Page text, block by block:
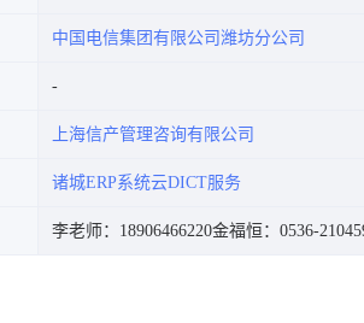
中国电信集团有限公司潍坊分公司
上海信产管理咨询有限公司
诸城ERP系统云DICT服务
李老师：18906466220金福恒：0536-